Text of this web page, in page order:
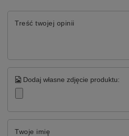
Treść twojej opinii
Dodaj własne zdjęcie produktu:
Twoje imię